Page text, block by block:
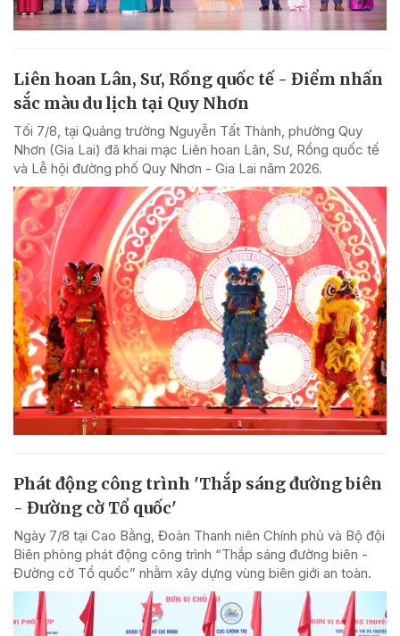
Liên hoan Lân, Sư, Rồng quốc tế - Điểm nhấn
sắc màu du lịch tại Quy Nhơn
Tối 7/8, tại Quảng trường Nguyễn Tất Thành, phường Quy
Nhơn (Gia Lai) đã khai mạc Liên hoan Lân, Sư, Rồng quốc tế
và Lễ hội đường phố Quy Nhơn - Gia Lai năm 2026.
Phát động công trình 'Thắp sáng đường biên
- Đường cờ Tổ quốc'
Ngày 7/8 tại Cao Bằng, Đoàn Thanh niên Chính phủ và Bộ đội
Biên phòng phát động công trình “Thắp sáng đường biên -
Đường cờ Tổ quốc” nhằm xây dựng vùng biên giới an toàn.